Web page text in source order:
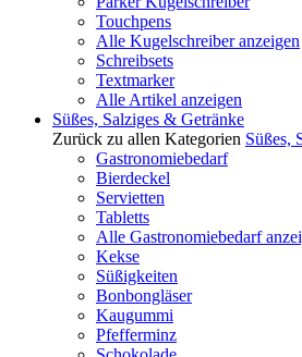
Touchpens
Alle Kugelschreiber anzeigen
Schreibsets
Textmarker
Alle Artikel anzeigen
Süßes, Salziges & Getränke
Zurück zu allen Kategorien Süßes,
Gastronomiebedarf
Bierdeckel
Servietten
Tabletts
Alle Gastronomiebedarf
Kekse
Süßigkeiten
Bonbongläser
Kaugummi
Pfefferminz